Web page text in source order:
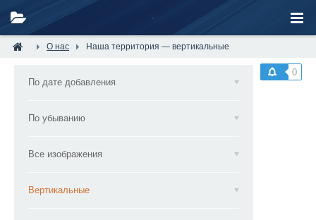
О нас Наша территория — вертикальные
0
По дате добавления
По убыванию
Все изображения
Вертикальные